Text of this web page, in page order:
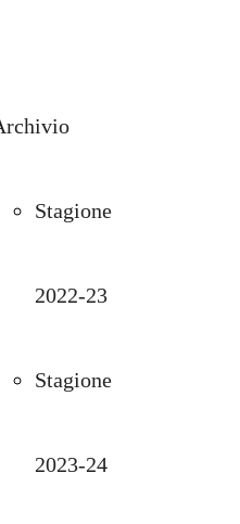
Stagione
2022-23
Stagione
2023-24